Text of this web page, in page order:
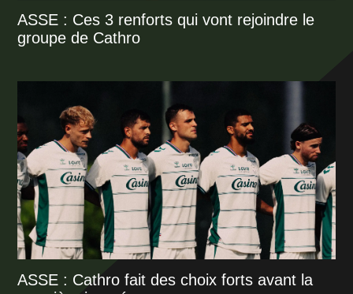
ASSE : Ces 3 renforts qui vont rejoindre le
groupe de Cathro
ASSE : Cathro fait des choix forts avant la